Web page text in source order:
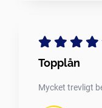
Topplån
Mycket trevligt